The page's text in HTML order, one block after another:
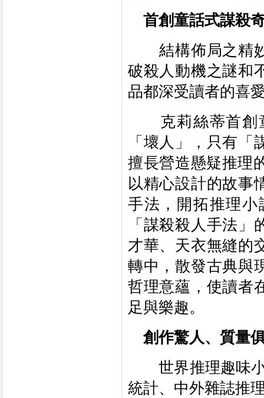
首創童話式謀殺
結構佈局之精妙
破殺人動機之謎和
品都深受讀者的喜
克莉絲蒂首創童
「壞人」，只有
擅長營造懸疑推理
以精心設計的故事
手法，開拓推理
「謀殺殺人手法
才華、天衣無縫的
轉中，散發古典與
哲理意蘊，使讀者
足與樂趣。
創作驚人、質量
世界推理趣味小
統計、中外雜誌推